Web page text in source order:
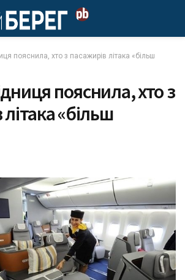
пояснила, хто з пасажирів літака «більш
пояснила, хто з
«більш